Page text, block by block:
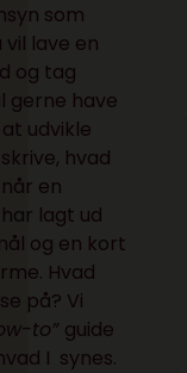
som
lave en
og tag
gerne have
udvikle
hvad
en
lagt ud
og en kort
Hvad
på? Vi
to” guide
I synes.